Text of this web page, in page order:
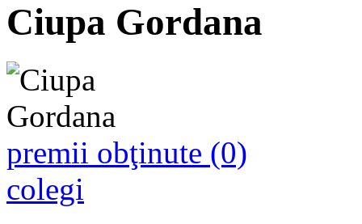
Ciupa Gordana
premii obţinute (0)
colegi